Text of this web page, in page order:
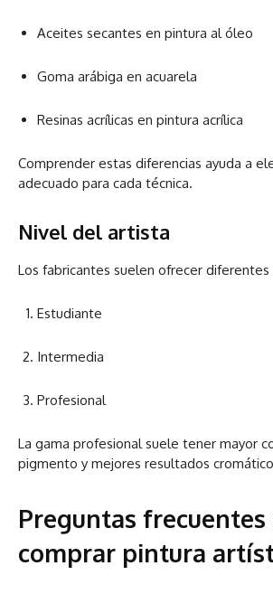
Aceites secantes en pintura al óleo
Goma arábiga en acuarela
Resinas acrílicas en pintura acrílica
Comprender estas diferencias ayuda a
adecuado para cada técnica.
Nivel del artista
Los fabricantes suelen ofrecer diferentes
Estudiante
Intermedia
Profesional
La gama profesional suele tener mayor
pigmento y mejores resultados
Preguntas frecuentes
comprar pintura